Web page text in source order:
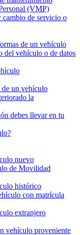
(VMP)
de servicio o
de un vehículo
del vehículo o de datos
un vehículo
la
debes llevar en tu
nuevo
de Movilidad
histórico
con matrícula
extranjero
vehículo proveniente